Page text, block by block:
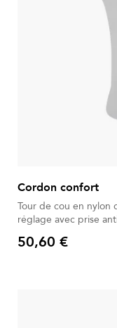
Cordon confort
Tour de cou en nylon
réglage avec prise
Prix
50,60 €